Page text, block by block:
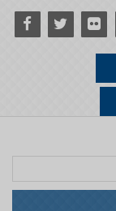
Facebook
Twitter Flickr